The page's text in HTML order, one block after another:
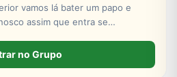
vamos lá bater um papo e
assim que entra se
no Grupo